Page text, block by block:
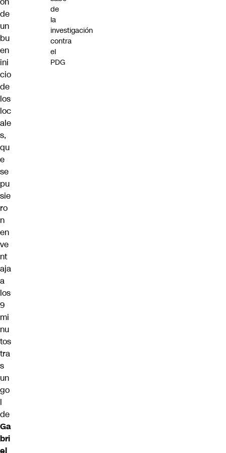
de
un
bu
en
ini
cio
de
los
loc
ale
s,
qu
e
se
pu
sie
ro
n
en
ve
nt
aja
a
los
9
mi
nu
tos
tra
s
un
go
l
de
Ga
bri
el
de
la
investigación
contra
el
PDG